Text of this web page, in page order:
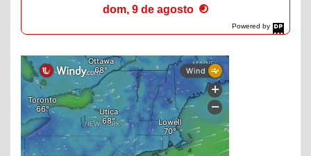
Powered by
DaysPedia.com
dom, 9 de agosto